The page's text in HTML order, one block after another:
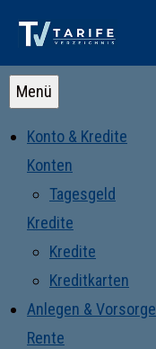
Menü
Konto & Kredite
Konten
Tagesgeld
Kredite
Kredite
Kreditkarten
Anlegen & Vorsorge
Rente